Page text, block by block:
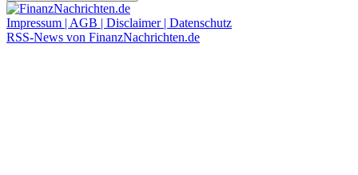
Impressum | AGB | Disclaimer | Datenschutz
RSS-News von FinanzNachrichten.de